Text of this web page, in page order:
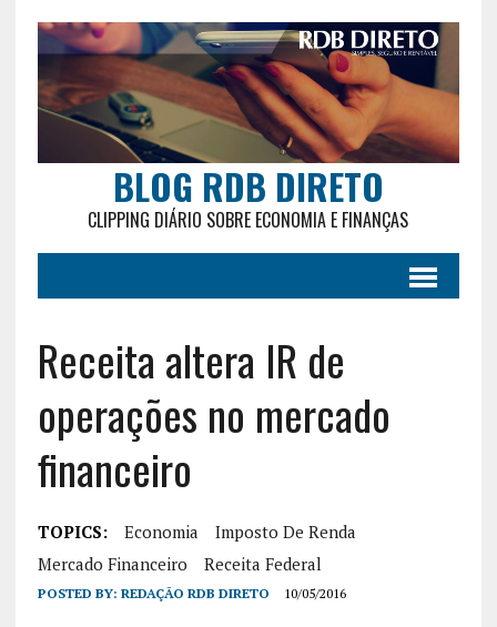
BLOG RDB DIRETO
CLIPPING DIÁRIO SOBRE ECONOMIA E FINANÇAS
Receita altera IR de
operações no mercado
financeiro
TOPICS: Economia
Imposto De Renda
Mercado Financeiro
Receita Federal
POSTED BY: REDAÇÃO RDB DIRETO 10/05/2016